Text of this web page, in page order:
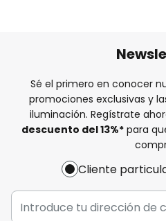
Sé el primero en conocer
promociones exclusivas y
iluminación. Regístrate
descuento del13%* para
Cliente